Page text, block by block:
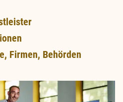
Firmen, Behörden